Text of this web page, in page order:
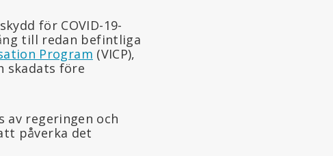
för COVID-19-
till redan befintliga
Program (VICP),
skadats före
av regeringen och
påverka det